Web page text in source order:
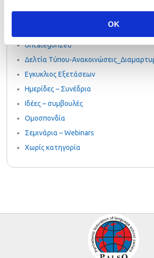
OK
Uncategorized
Δελτία Τύπου-
Εγκυκλιος Εξετάσεων
Ημερίδες – Συνέδρια
Ιδέες – συμβουλές
Ομοσπονδία
Σεμινάρια – Webinars
Χωρίς κατηγορία